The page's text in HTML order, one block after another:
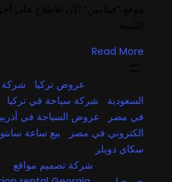
Read More
عروض تركيا
السعودية
شركة سياحة في تركيا
في مصر
عروض السياحة في
الكتروني في مصر
بيع ساعة
سكاي دويلر
شركة تصميم مواقع